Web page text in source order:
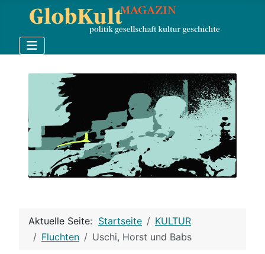
Aktuelle Seite: Startseite
KULTUR
Fluchten
Uschi, Horst und Babs